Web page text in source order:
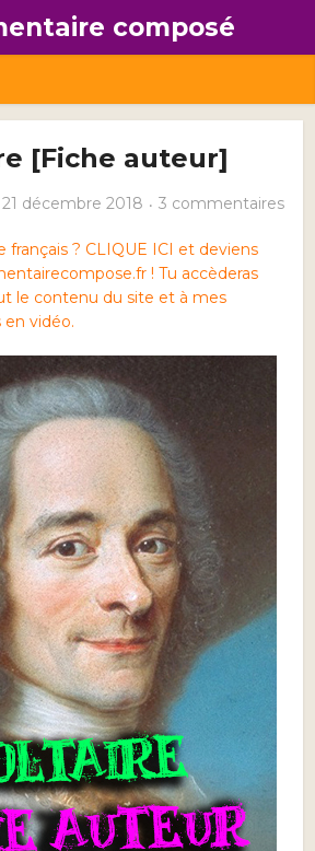
composé
[Fiche auteur]
21 décembre 2018 3 commentaires
français ? CLIQUE ICI et deviens
! Tu accèderas
le contenu du site et à mes
vidéo.